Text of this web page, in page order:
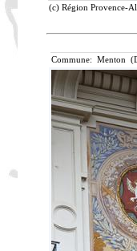
(c) Région Provence-
Commune: Menton